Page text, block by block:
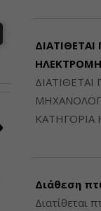
Διάθεση
Διατίθεται